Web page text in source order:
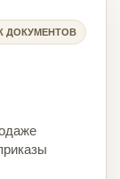
ДОКУМЕНТОВ